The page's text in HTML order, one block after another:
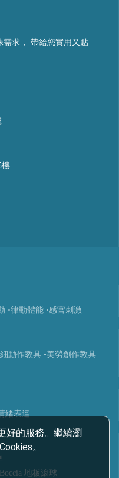
好的服務。繼續瀏
。
需求， 帶給您實用又貼
樓
•律動體能 •感官刺激
細動作教具 •美勞創作教具
緒表達
地板滾球